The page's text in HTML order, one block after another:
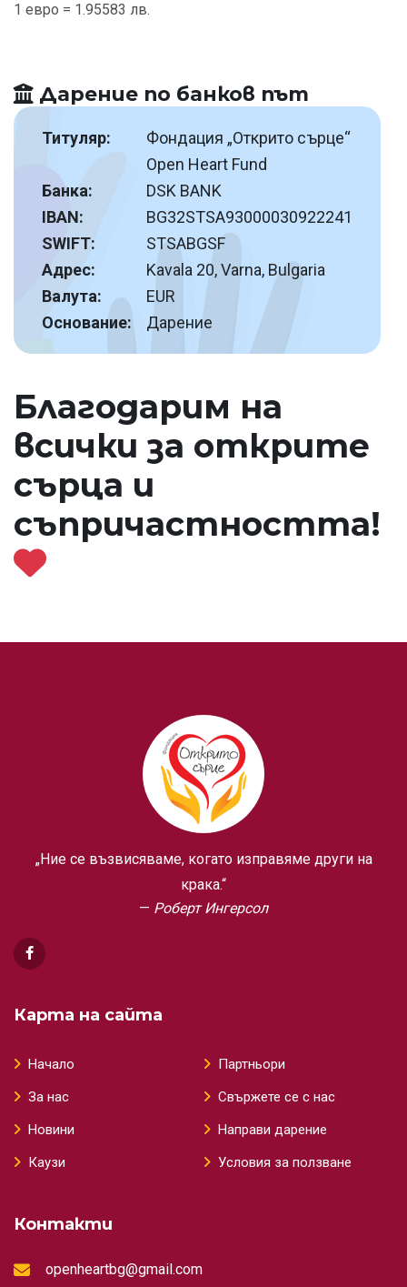
1 евро = 1.95583 лв.
Дарение по банков път
Титуляр:
Фондация „Открито сърце“
Open Heart Fund
Банка:
DSK BANK
IBAN:
BG32STSA93000030922241
SWIFT:
STSABGSF
Адрес:
Kavala 20, Varna, Bulgaria
Валута:
EUR
Основание:
Дарение
Благодарим на
всички за открите
сърца и
съпричастността!
„Ние се възвисяваме, когато изправяме други на
крака.“
Роберт Ингерсол
Карта на сайта
Начало
За нас
Новини
Каузи
Партньори
Свържете се с нас
Направи дарение
Условия за ползване
Контакти
openheartbg@gmail.com